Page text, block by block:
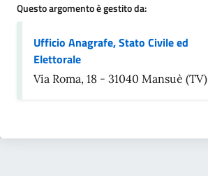
Questo argomento è gestito da:
Ufficio Anagrafe, Stato Civile ed
Elettorale
Via Roma, 18 - 31040 Mansuè (TV)